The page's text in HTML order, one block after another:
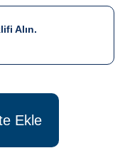
Alın.
Ekle